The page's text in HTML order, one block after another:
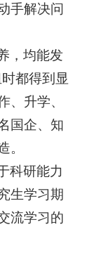
手解决问
，均能发
都得到显
、升学、
国企、知
。
科研能力
生学习期
流学习的